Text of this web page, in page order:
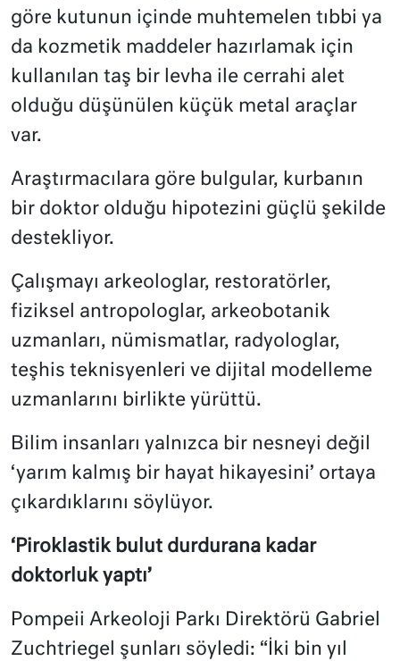
göre kutunun içinde muhtemelen tıbbi ya
da kozmetik maddeler hazırlamak için
kullanılan taş bir levha ile cerrahi alet
olduğu düşünülen küçük metal araçlar
var.
Araştırmacılara göre bulgular, kurbanın
bir doktor olduğu hipotezini güçlü şekilde
destekliyor.
Çalışmayı arkeologlar, restoratörler,
fiziksel antropologlar, arkeobotanik
uzmanları, nümismatlar, radyologlar,
teşhis teknisyenleri ve dijital modelleme
uzmanlarını birlikte yürüttü.
Bilim insanları yalnızca bir nesneyi değil
‘yarım kalmış bir hayat hikayesini’ ortaya
çıkardıklarını söylüyor.
‘Piroklastik bulut durdurana kadar
doktorluk yaptı’
Pompeii Arkeoloji Parkı Direktörü Gabriel
Zuchtriegel şunları söyledi: “İki bin yıl